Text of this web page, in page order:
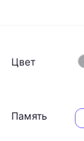
Цвет
Память